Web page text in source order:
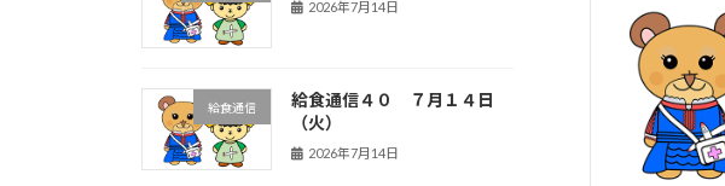
2026年7月14日
給食通信
給食通信４０ ７月１４日
（火）
2026年7月14日